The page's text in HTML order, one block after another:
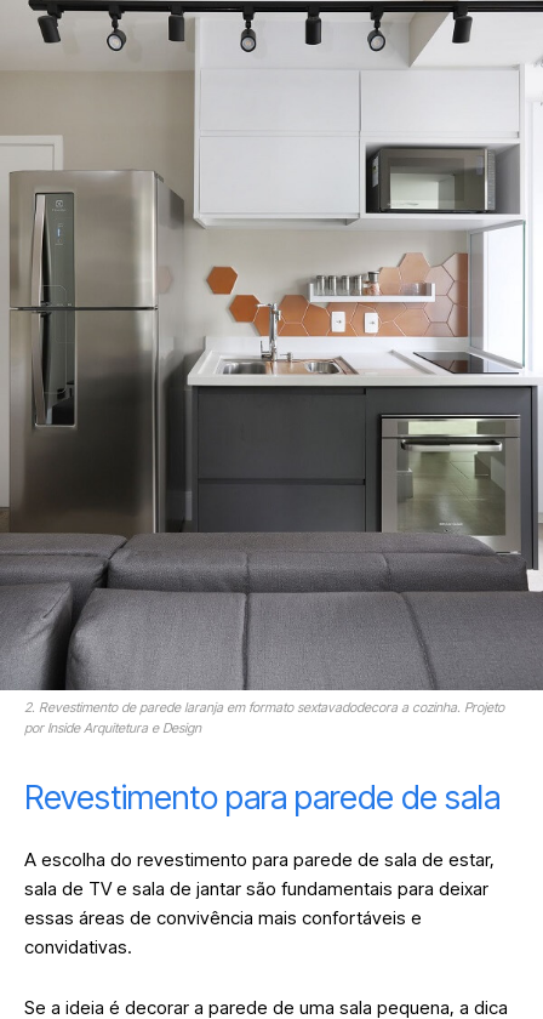
2. Revestimento de parede laranja em formato sextavadodecora a cozinha. Projeto
por Inside Arquitetura e Design
Revestimento para parede de sala
A escolha do revestimento para parede de sala de estar,
sala de TV e sala de jantar são fundamentais para deixar
essas áreas de convivência mais confortáveis e
convidativas.
Se a ideia é decorar a parede de uma sala pequena, a dica